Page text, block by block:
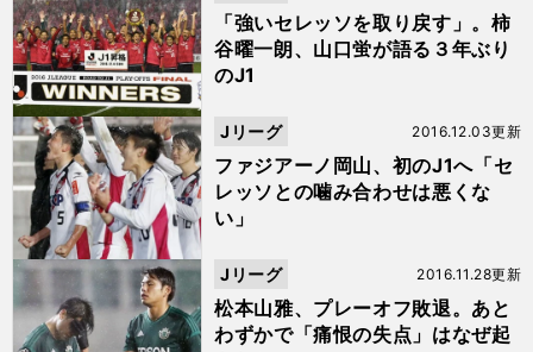
「強いセレッソを取り戻す」。柿
谷曜一朗、山口蛍が語る３年ぶり
のJ1
ファジアーノ岡山、初のJ1へ「セ
レッソとの噛み合わせは悪くな
い」
2016.12.03更新
Jリーグ
松本山雅、プレーオフ敗退。あと
わずかで「痛恨の失点」はなぜ起
2016.11.28更新
Jリーグ